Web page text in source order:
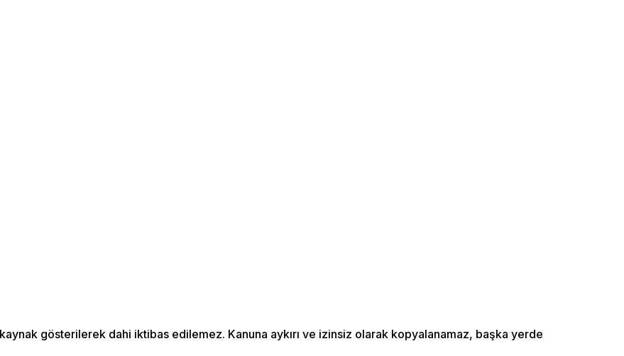
gösterilerek dahi iktibas edilemez. Kanuna aykırı ve izinsiz olarak kopyalanamaz, başka yerde